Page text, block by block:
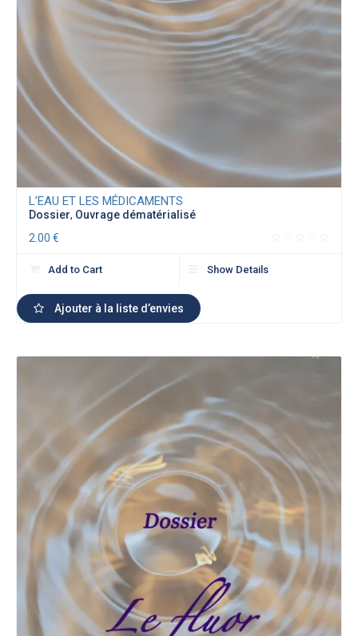
L’EAU ET LES MÉDICAMENTS
Dossier, Ouvrage dématérialisé
2.00€
Add to Cart Show Details
Ajouter à la liste d’envies